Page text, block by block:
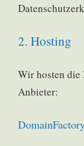
2. Hosting
Wir hosten die
Anbieter: